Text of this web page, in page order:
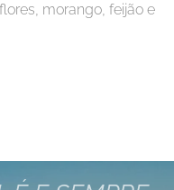
morango, feijão e